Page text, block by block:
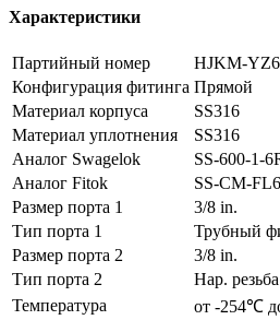
Характеристики
Партийный номер
HJKM-
Конфигурация фитинга Прямой
Материал корпуса
SS316
Материал уплотнения
SS316
Аналог Swagelok
SS-600-1-
Аналог Fitok
SS-CM-
Размер порта 1
3/8 in.
Тип порта 1
Трубный
Размер порта 2
3/8 in.
Тип порта 2
Нар.
Температура
от -254℃